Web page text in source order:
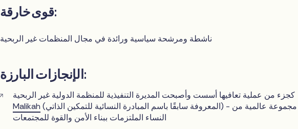
قوى خارقة:
ناشطة ومرشحة سياسية ورائدة في مجال المنظمات غير الربحية
الإنجازات البارزة:
كجزء من عملية تعافيها أسست وأصبحت المديرة التنفيذية للمنظمة الدولية غير الربحية
Malikah (المعروفة سابقًا باسم المبادرة النسائية للتمكين الذاتي) - وهي مجموعة عالمية من
النساء الملتزمات ببناء الأمن والقوة للمجتمعات